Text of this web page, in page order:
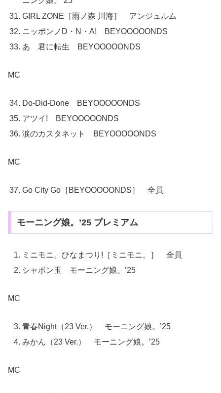
GIRL ZONE［雨ノ森 川海］ アンジュルム
ニッポンノD・N・A! BEYOOOOONDS
あゝ君に転生 BEYOOOOONDS
MC
Do-Did-Done BEYOOOOONDS
アツイ! BEYOOOOONDS
涙のカスタネット BEYOOOOONDS
MC
Go City Go［BEYOOOOONDS］ 全員
モーニング娘。’25 プレミアム
ミニモニ。ひなまつり!［ミニモニ。］ 全員
シャボン玉 モーニング娘。’25
MC
青春Night（23 Ver.） モーニング娘。’25
みかん（23 Ver.） モーニング娘。’25
MC